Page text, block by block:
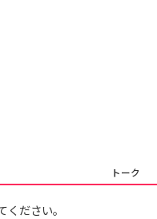
トーク
ださい。